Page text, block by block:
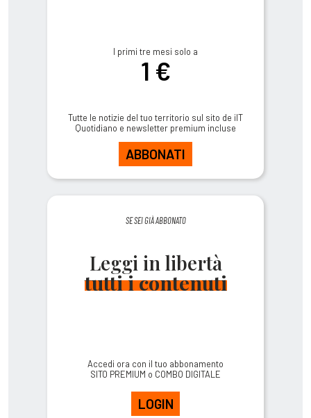
I primi tre mesi solo a
1 €
Tutte le notizie del tuo territorio sul sito de ilT
Quotidiano e newsletter premium incluse
ABBONATI
SE SEI GIÀ ABBONATO
Leggi in libertà
tutti i contenuti
Accedi ora con il tuo abbonamento
SITO PREMIUM o COMBO DIGITALE
LOGIN